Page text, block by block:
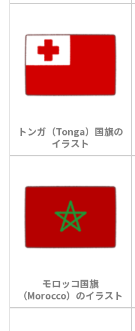
トンガ（Tonga）国旗の
イラスト
モロッコ国旗
（Morocco）のイラスト